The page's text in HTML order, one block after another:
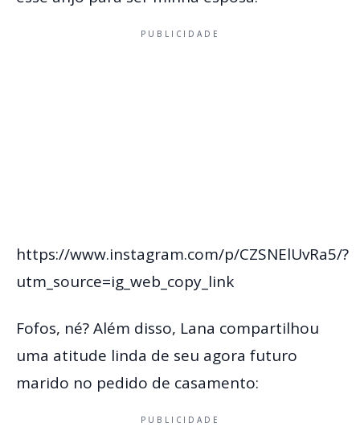
PUBLICIDADE
https://www.instagram.com/p/CZSNElUvRa5/?
utm_source=ig_web_copy_link
Fofos, né? Além disso, Lana compartilhou
uma atitude linda de seu agora futuro
marido no pedido de casamento:
PUBLICIDADE